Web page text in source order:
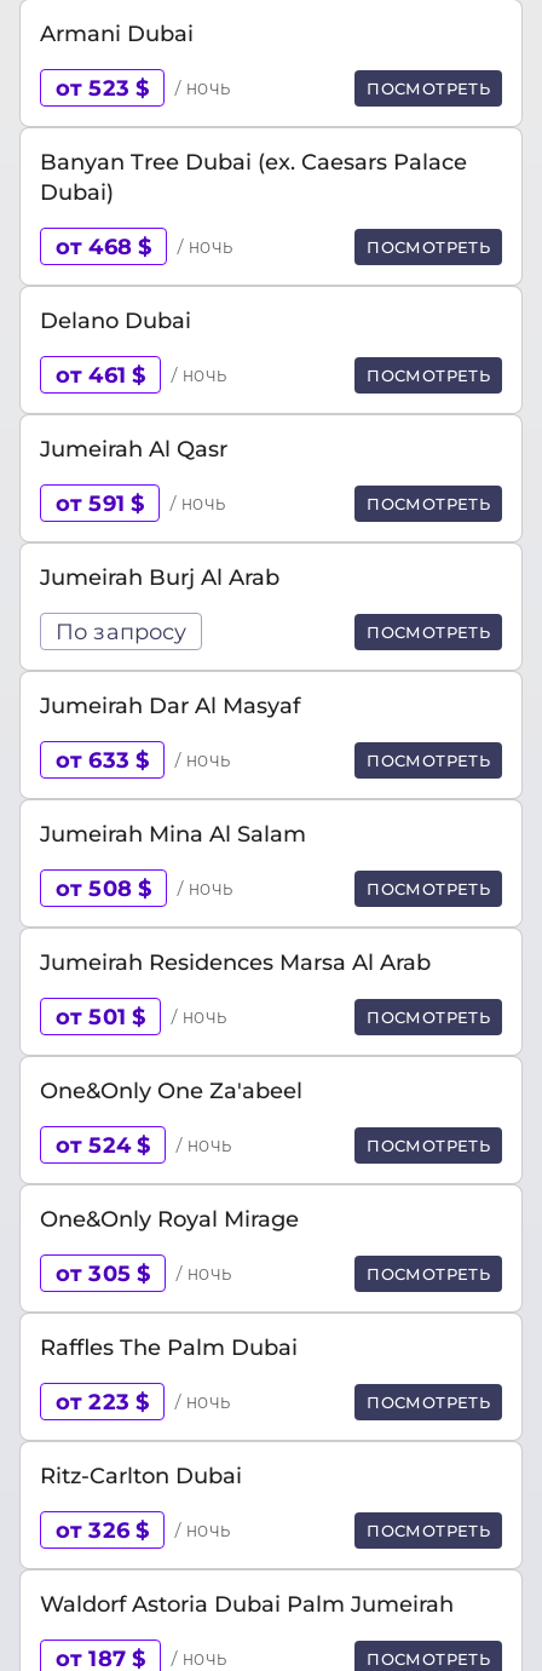
Armani Dubai
от 523 $ / ночь ПОСМОТРЕТЬ
Banyan Tree Dubai (ex. Caesars Palace
Dubai)
от 468 $ / ночь ПОСМОТРЕТЬ
Delano Dubai
от 461 $ / ночь ПОСМОТРЕТЬ
Jumeirah Al Qasr
от 591 $ / ночь ПОСМОТРЕТЬ
Jumeirah Burj Al Arab
По запросу ПОСМОТРЕТЬ
Jumeirah Dar Al Masyaf
от 633 $ / ночь ПОСМОТРЕТЬ
Jumeirah Mina Al Salam
от 508 $ / ночь ПОСМОТРЕТЬ
Jumeirah Residences Marsa Al Arab
от 501 $ / ночь ПОСМОТРЕТЬ
One&Only One Za'abeel
от 524 $ / ночь ПОСМОТРЕТЬ
One&Only Royal Mirage
от 305 $ / ночь ПОСМОТРЕТЬ
Raffles The Palm Dubai
от 223 $ / ночь ПОСМОТРЕТЬ
Ritz-Carlton Dubai
от 326 $ / ночь ПОСМОТРЕТЬ
Waldorf Astoria Dubai Palm Jumeirah
от 187 $ / ночь ПОСМОТРЕТЬ